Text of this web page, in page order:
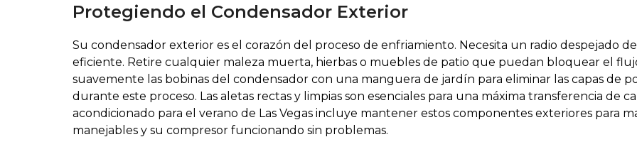
Protegiendo el Condensador Exterior
Su condensador exterior es el corazón del proceso de enfriamiento. Necesita un radio despejado
eficiente. Retire cualquier maleza muerta, hierbas o muebles de patio que puedan bloquear el
suavemente las bobinas del condensador con una manguera de jardín para eliminar las capas de
durante este proceso. Las aletas rectas y limpias son esenciales para una máxima transferencia de
acondicionado para el verano de Las Vegas incluye mantener estos componentes exteriores para
manejables y su compresor funcionando sin problemas.